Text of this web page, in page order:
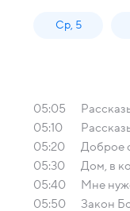
Ср, 5
05:05
05:10
05:20
Доброе
05:30
Дом, в
05:40
Мне
05:50
Закон